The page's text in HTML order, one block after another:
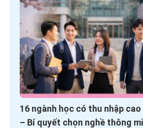
16 ngành học có thu nhập
– Bí quyết chọn nghề thông